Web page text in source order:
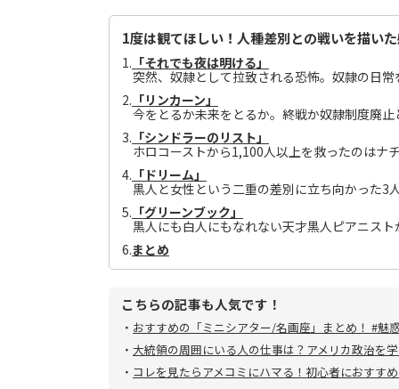
1度は観てほしい！人種差別との戦いを描い
1. 「それでも夜は明ける」
突然、奴隷として拉致される恐怖。奴隷の日
2. 「リンカーン」
今をとるか未来をとるか。終戦か奴隷制度廃
3. 「シンドラーのリスト」
ホロコーストから1,100人以上を救ったのはナ
4. 「ドリーム」
黒人と女性という二重の差別に立ち向かった3
5. 「グリーンブック」
黒人にも白人にもなれない天才黒人ピアニス
6.まとめ
こちらの記事も人気です！
・ おすすめの「ミニシアター/名画座」まとめ！ #魅
・ 大統領の周囲にいる人の仕事は？アメリカ政治を
・ コレを見たらアメコミにハマる！初心者におすす